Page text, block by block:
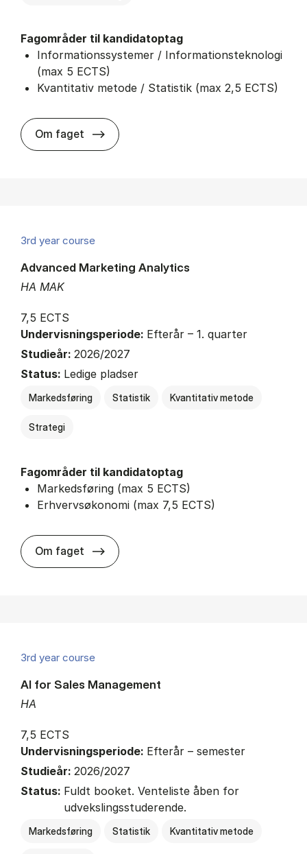
Fagområder til kandidatoptag
Informationssystemer / Informationsteknologi
(max 5 ECTS)
Kvantitativ metode / Statistik (max 2,5 ECTS)
Om faget about
3rd year course
HA MAK
Advanced Marketing Analytics
7,5 ECTS
Undervisningsperiode: Efterår – 1. quarter
Studieår: 2026/2027
Status: Ledige pladser
Markedsføring Statistik Kvantitativ metode
Strategi
Fagområder til kandidatoptag
Markedsføring (max 5 ECTS)
Erhvervsøkonomi (max 7,5 ECTS)
Om faget about
3rd year course
HA
AI for Sales Management
7,5 ECTS
Undervisningsperiode: Efterår – semester
Studieår: 2026/2027
Status: Fuldt booket. Venteliste åben for
udvekslingsstuderende.
Markedsføring Statistik Kvantitativ metode